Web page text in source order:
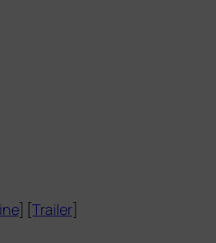
] [Trailer]